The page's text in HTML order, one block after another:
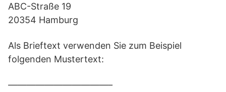
ABC-Straße 19
20354 Hamburg
Als Brieftext verwenden Sie zum Beispiel
folgenden Mustertext:
———————————–